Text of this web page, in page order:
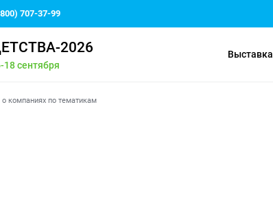
707-37-99
2026
18 сентября
Выставка
компаниях по тематикам